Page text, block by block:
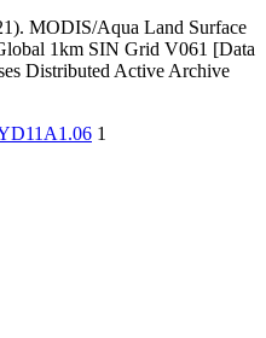
MODIS/Aqua Land Surface
1km SIN Grid V061 [Data
Distributed Active Archive
1